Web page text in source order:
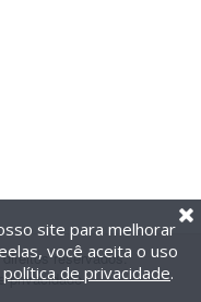
reservados.
privacidade
site para melhorar
você aceita o uso
política de privacidade.